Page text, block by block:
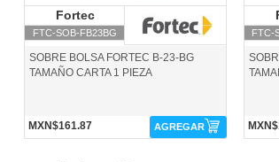
Fortec
FTC-SOB-FB23BG
SOBRE BOLSA FORTEC B-23-BG
TAMAÑO CARTA 1 PIEZA
MXN$161.87 AGREGAR
FTC-